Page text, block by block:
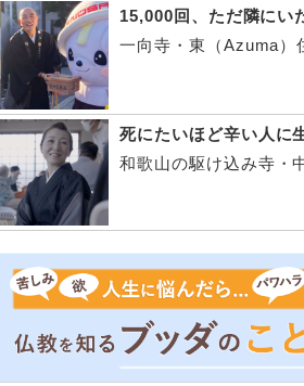
15,000回、ただ隣に
一向寺・東（Azuma）
死にたいほど辛い人に
和歌山の駆け込み寺・